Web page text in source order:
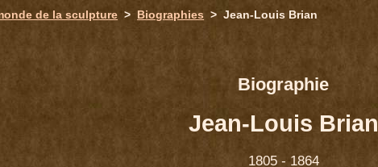
de la sculpture > Biographies > Jean-Louis Brian
Biographie
Jean-Louis Brian
1805 - 1864